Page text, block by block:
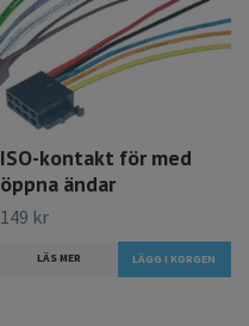
ISO-kontakt för med
öppna ändar
149 kr
LÄS MER